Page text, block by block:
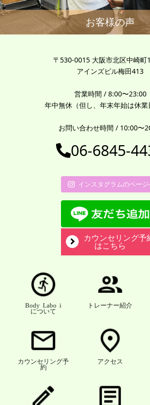
お客様の声
〒530-0015 大阪市北区中崎町
アインズビル梅田413
営業時間 / 8:00〜23:00
年中無休（但し、年末年始は休業
お問い合わせ時間 / 10:00〜
06-6845-
インスタグラムのページ
カウンセリング予
はこちら
Body Labo i
について
トレーナー紹介
カウンセリング予
約
アクセス